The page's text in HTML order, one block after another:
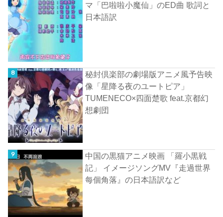
マ「巴啦啦小魔仙」のED曲 歌詞と
日本語訳
秘封倶楽部の劇場版アニメ風予告映
像「星降る夜のユートピア」
TUMENECO×四面楚歌 feat.京都幻
想劇団
中国の黒猫アニメ映画 「羅小黒戦
記」 イメージソングMV『走過世界
每個角落』の日本語訳など